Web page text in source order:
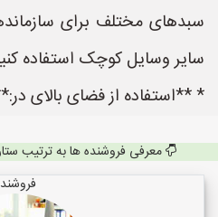
سبدهای مختلف برای
سایر وسایل کوچک استفاده
* **استفاده از فضای بالای
معرفی فروشنده ها به ترتیب